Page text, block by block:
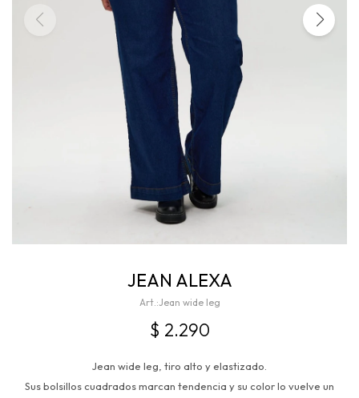
JEAN ALEXA
Jean wide leg
$ 2.290
Jean wide leg, tiro alto y elastizado.
Sus bolsillos cuadrados marcan tendencia y su color lo vuelve un